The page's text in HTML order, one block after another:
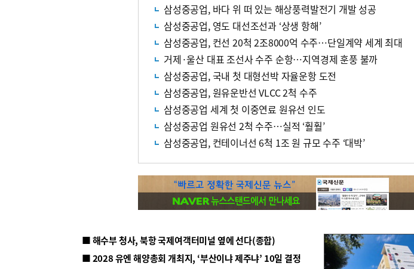
삼성중공업, 바다 위 떠 있는 해상풍력발전기 개발 성공
삼성중공업, 영도 대선조선과 ‘상생 항해’
삼성중공업, 컨선 20척 2조8000억 수주…단일계약 세계 최대
거제·울산 대표 조선사 수주 순항…지역경제 훈풍 불까
삼성중공업, 국내 첫 대형선박 자율운항 도전
삼성중공업, 원유운반선 VLCC 2척 수주
삼성중공업 세계 첫 이중연료 원유선 인도
삼성중공업 원유선 2척 수주…실적 ‘훨훨’
삼성중공업, 컨테이너선 6척 1조 원 규모 수주 ‘대박’
■ 해수부 청사, 북항 국제여객터미널 옆에 선다(종합)
■ 2028 유엔 해양총회 개최지, ‘부산이냐 제주냐’ 10일 결정